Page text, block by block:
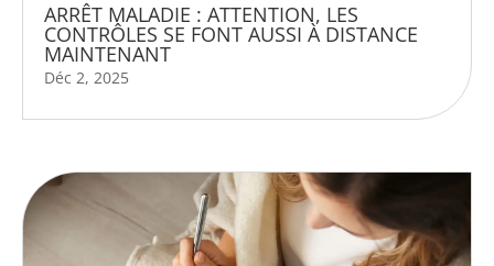
ARRÊT MALADIE : ATTENTION, LES
CONTRÔLES SE FONT AUSSI À DISTANCE
MAINTENANT
Déc 2, 2025